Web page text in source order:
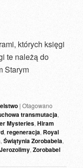
których księgi
te należą do
Starym
|Otagowano
transmutacja,
Mysteries,Hiram
,regeneracja, Royal
,Świątynia Zorobabela,
,Zorobabel